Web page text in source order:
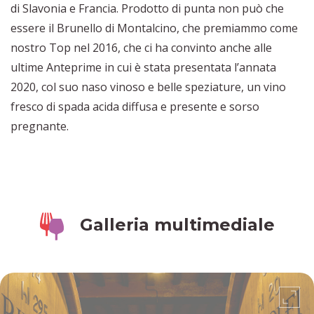
di Slavonia e Francia. Prodotto di punta non può che
essere il Brunello di Montalcino, che premiammo come
nostro Top nel 2016, che ci ha convinto anche alle
ultime Anteprime in cui è stata presentata l’annata
2020, col suo naso vinoso e belle speziature, un vino
fresco di spada acida diffusa e presente e sorso
pregnante.
Galleria multimediale